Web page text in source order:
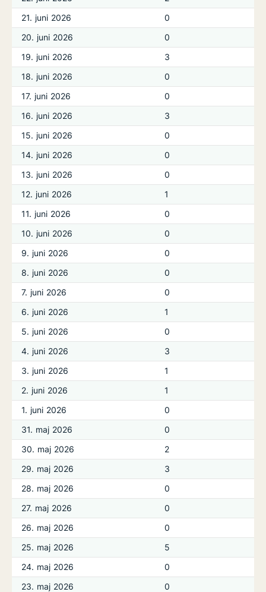
21. juni 2026
0
20. juni 2026
0
19. juni 2026
3
18. juni 2026
0
17. juni 2026
0
16. juni 2026
3
15. juni 2026
0
14. juni 2026
0
13. juni 2026
0
12. juni 2026
1
11. juni 2026
0
10. juni 2026
0
9. juni 2026
0
8. juni 2026
0
7. juni 2026
0
6. juni 2026
1
5. juni 2026
0
4. juni 2026
3
3. juni 2026
1
2. juni 2026
1
1. juni 2026
0
31. maj 2026
0
30. maj 2026
2
29. maj 2026
3
28. maj 2026
0
27. maj 2026
0
26. maj 2026
0
25. maj 2026
5
24. maj 2026
0
23. maj 2026
0